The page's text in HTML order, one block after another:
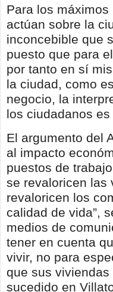
Para los
actúan sobre la
inconcebible que
puesto que para
por tanto en sí
la ciudad, como
negocio, la
los ciudadanos
El argumento del
al impacto
puestos de
se revaloricen las
revaloricen los
calidad de vida”,
medios de
tener en cuenta
vivir, no para
que sus
sucedido en